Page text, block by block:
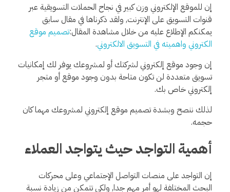
إن للموقع الإلكتروني وزن كبير في نجاح الحملات التسويقية عبر
قنوات التسويق على الإنترنت, ولقد ذكرناها في مقال سابق
يمكنكم الإطلاع عليه من خلال مشاهدة المقال:تصميم موقع
الكتروني واهميته في التسويق الالكتروني.
إن وجود موقع إلكتروني لشركتك أو لمشروعك يوفر لك إمكانيات
تسويق متعددة لن تكون متاحة بدون وجود موقع أو متجر
إلكتروني خاص بك.
لذلك ننصح وبشدة تصميم موقع إلكتروني لمشروعك مهما كان
حجمه.
أهمية التواجد حيث يتواجد العملاء
إن التواجد على منصات التواصل الإجتماعي وعلى محركات
البحث المختلفة لهو أمر مهم جدا, ولكي تتمكن من زيادة نسبة